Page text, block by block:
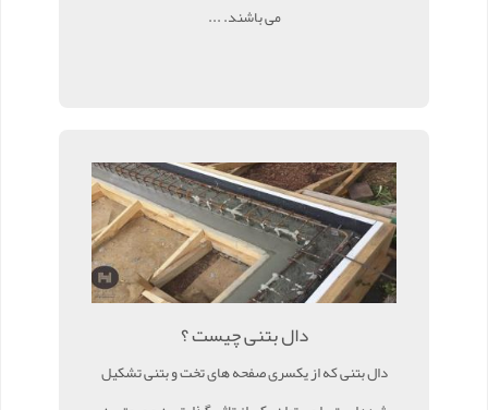
می باشند. ...
دال بتنی چیست ؟
دال بتنی که از یکسری صفحه های تخت و بتنی تشکیل